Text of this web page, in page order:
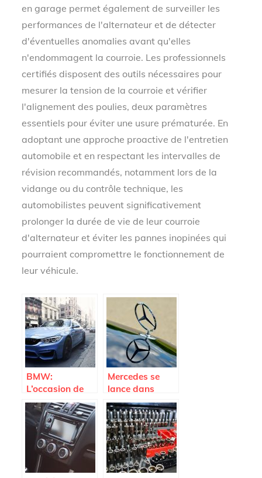
en garage permet également de surveiller les
performances de l'alternateur et de détecter
d'éventuelles anomalies avant qu'elles
n'endommagent la courroie. Les professionnels
certifiés disposent des outils nécessaires pour
mesurer la tension de la courroie et vérifier
l'alignement des poulies, deux paramètres
essentiels pour éviter une usure prématurée. En
adoptant une approche proactive de l'entretien
automobile et en respectant les intervalles de
révision recommandés, notamment lors de la
vidange ou du contrôle technique, les
automobilistes peuvent significativement
prolonger la durée de vie de leur courroie
d'alternateur et éviter les pannes inopinées qui
pourraient compromettre le fonctionnement de
leur véhicule.
BMW:
L’occasion de
voitures
Mercedes se
lance dans
l’électrique avec
le modèle EQ et
d’autres à venir